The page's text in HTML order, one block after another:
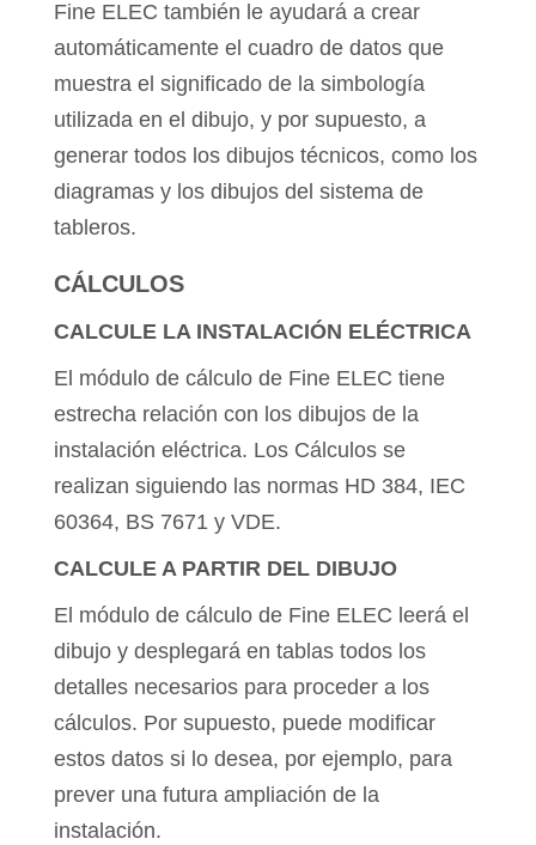
Fine ELEC también le ayudará a crear
automáticamente el cuadro de datos que
muestra el significado de la simbología
utilizada en el dibujo, y por supuesto, a
generar todos los dibujos técnicos, como los
diagramas y los dibujos del sistema de
tableros.
CÁLCULOS
CALCULE LA INSTALACIÓN ELÉCTRICA
El módulo de cálculo de Fine ELEC tiene
estrecha relación con los dibujos de la
instalación eléctrica. Los Cálculos se
realizan siguiendo las normas HD 384, IEC
60364, BS 7671 y VDE.
CALCULE A PARTIR DEL DIBUJO
El módulo de cálculo de Fine ELEC leerá el
dibujo y desplegará en tablas todos los
detalles necesarios para proceder a los
cálculos. Por supuesto, puede modificar
estos datos si lo desea, por ejemplo, para
prever una futura ampliación de la
instalación.